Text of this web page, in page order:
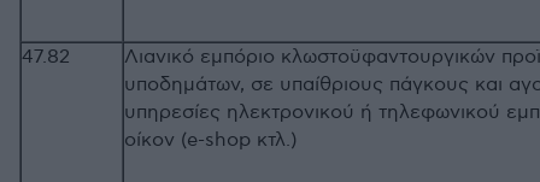
47.82
Λιανικό εμπόριο κλωστοϋφαντουργικών
υποδημάτων, σε υπαίθριους πάγκους και
υπηρεσίες ηλεκτρονικού ή τηλεφωνικού
οίκον (e-shop κτλ.)